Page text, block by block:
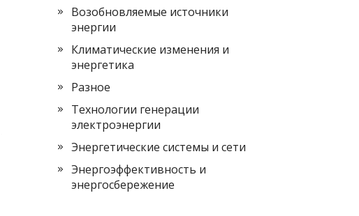
Возобновляемые источники
энергии
Климатические изменения и
энергетика
Разное
Технологии генерации
электроэнергии
Энергетические системы и сети
Энергоэффективность и
энергосбережение